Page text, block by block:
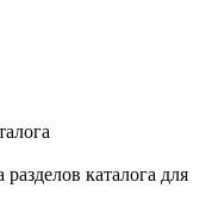
каталога для